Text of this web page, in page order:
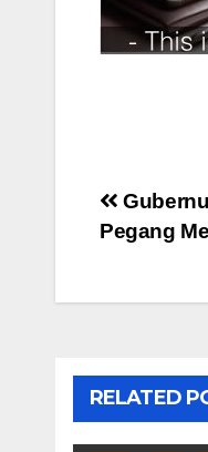
Post
Pegang
RELATED